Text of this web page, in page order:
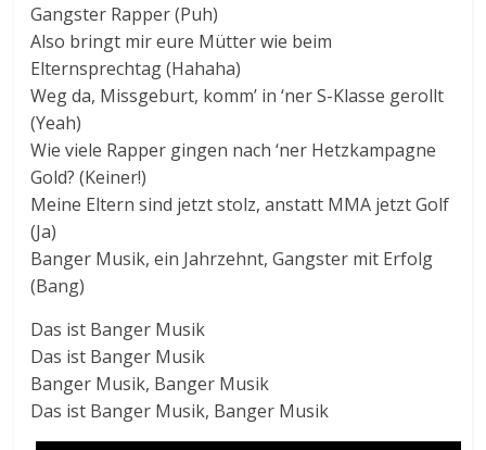
Gangster Rapper (Puh)
Also bringt mir eure Mütter wie beim
Elternsprechtag (Hahaha)
Weg da, Missgeburt, komm’ in ‘ner S-Klasse gerollt
(Yeah)
Wie viele Rapper gingen nach ‘ner Hetzkampagne
Gold? (Keiner!)
Meine Eltern sind jetzt stolz, anstatt MMA jetzt Golf
(Ja)
Banger Musik, ein Jahrzehnt, Gangster mit Erfolg
(Bang)
Das ist Banger Musik
Das ist Banger Musik
Banger Musik, Banger Musik
Das ist Banger Musik, Banger Musik